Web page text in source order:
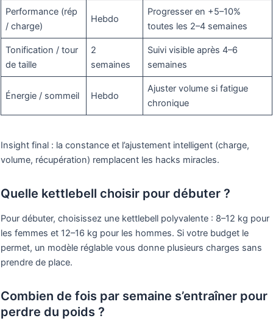
Performance (rép
/ charge)
Hebdo
Progresser en +5–10%
toutes les 2–4 semaines
Tonification / tour
de taille
2
semaines
Suivi visible après 4–6
semaines
Énergie / sommeil Hebdo
Ajuster volume si fatigue
chronique
Insight final : la constance et l’ajustement intelligent (charge,
volume, récupération) remplacent les hacks miracles.
Quelle kettlebell choisir pour débuter ?
Pour débuter, choisissez une kettlebell polyvalente : 8–12 kg pour
les femmes et 12–16 kg pour les hommes. Si votre budget le
permet, un modèle réglable vous donne plusieurs charges sans
prendre de place.
Combien de fois par semaine s’entraîner pour
perdre du poids ?